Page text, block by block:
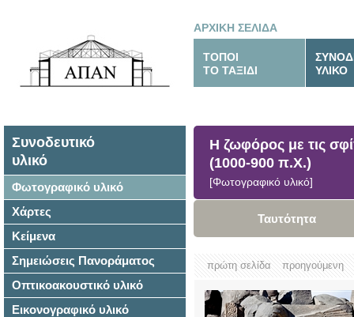
ΑΡΧΙΚΗ ΣΕΛΙΔΑ
ΤΟΠΟΙ
ΤΟ ΤΑΞΙΔΙ
ΥΛΙΚΟ
Συνοδευτικό
υλικό
Φωτογραφικό υλικό
Χάρτες
Κείμενα
Σημειώσεις Πανοράματος
Οπτικοακουστικό υλικό
Εικονογραφικό υλικό
Η ζωφόρος με τις
(1000-900 π.Χ.)
[Φωτογραφικό υλικό]
Ταυτότητα
πρώτη σελίδα προηγούμενη